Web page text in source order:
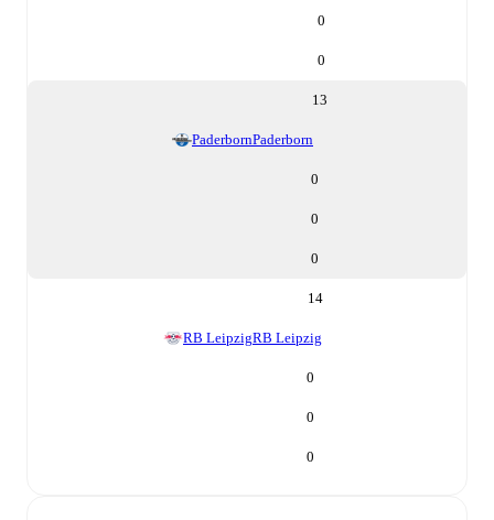
0
0
13
PaderbornPaderborn
0
0
0
14
RB LeipzigRB Leipzig
0
0
0